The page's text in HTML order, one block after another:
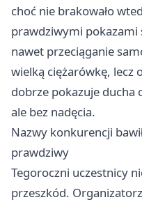
choć nie brakowało
prawdziwymi pokazami
nawet przeciąganie
wielką ciężarówkę, lecz
dobrze pokazuje ducha
ale bez nadęcia.
Nazwy konkurencji
prawdziwy
Tegoroczni uczestnicy
przeszkód.